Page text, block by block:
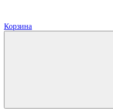
Корзина